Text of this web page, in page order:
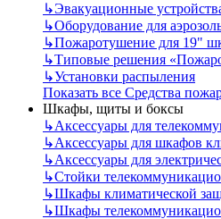
↳Эвакуационные
↳Оборудование для
↳Пожаротушение для 19"
↳Типовые решения
↳Установки распыления
Показать все Средства
Шкафы, щиты и боксы
↳Аксессуары для
↳Аксессуары для шкафов
↳Аксессуары для
↳Стойки
↳Шкафы климатической
↳Шкафы